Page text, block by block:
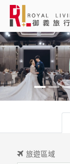
旅遊區域